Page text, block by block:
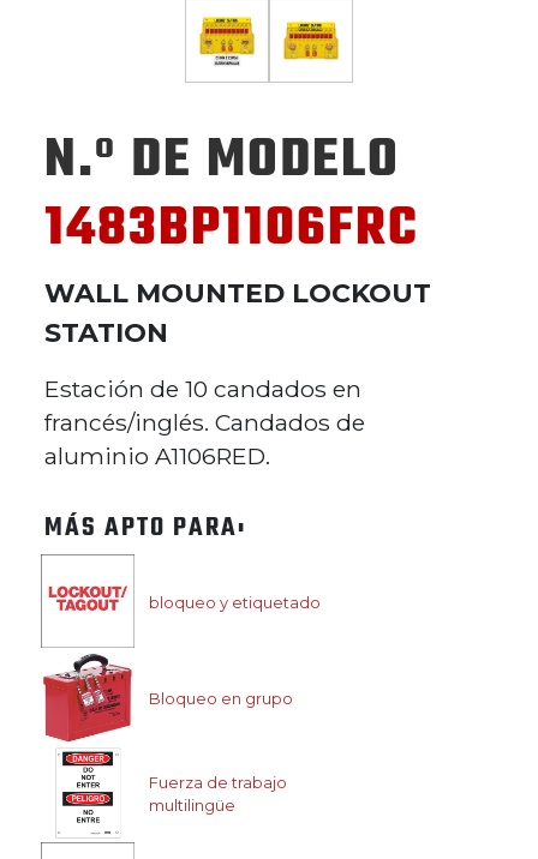
N.º DE MODELO
1483BP1106FRC
WALL MOUNTED LOCKOUT
STATION
Estación de 10 candados en
francés/inglés. Candados de
aluminio A1106RED.
MÁS APTO PARA:
bloqueo y etiquetado
Bloqueo en grupo
Fuerza de trabajo
multilingüe